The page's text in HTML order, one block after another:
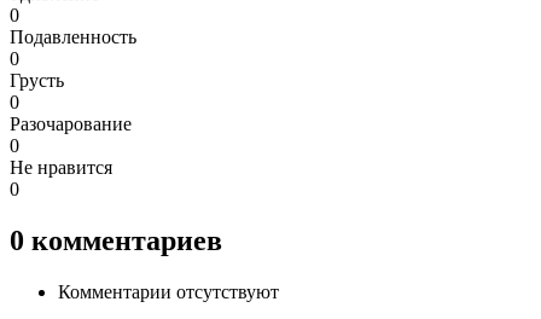
0
Подавленность
0
Грусть
0
Разочарование
0
Не нравится
0
0 комментариев
Комментарии отсутствуют